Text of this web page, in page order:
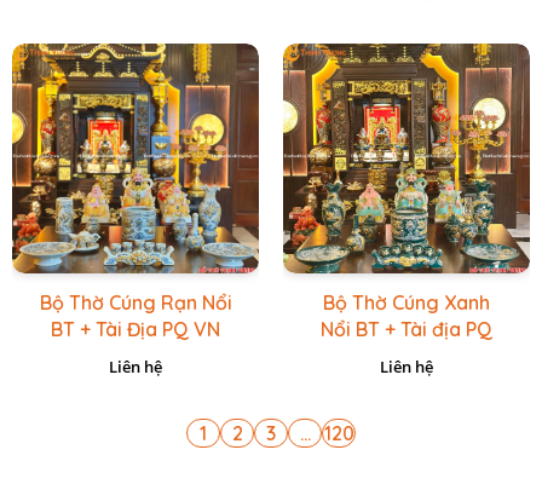
Bộ Thờ Cúng Rạn Nổi
BT + Tài Địa PQ VN
Vàng Caro
Liên hệ
Bộ Thờ Cúng Xanh
Nổi BT + Tài địa PQ
VN Xanh Lục
Liên hệ
1 2 3 ... 120